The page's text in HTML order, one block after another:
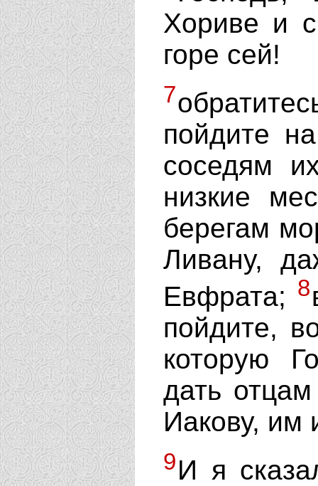
Хориве и
горе сей!
7
пойдите
соседям
низкие
берегам
Ливану,
Евфрата; 8
пойдите,
которую
дать
Иакову, им
9И я